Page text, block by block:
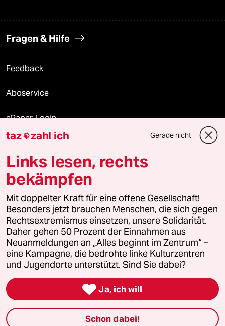
Fragen & Hilfe
Feedback
Aboservice
ePaper Login
Downloads für Abonnierende
© 2026 taz Verlags und Vertriebs GmbH
Alle Rechte vorbehalten. Bei rechtlichen Fragen oder für Genehmigungen
wenden Sie sich bitte an lizenzen@taz.de
Feedback Redaktionsstatut Kommune-Richtlinien
Leitlinie Informant Datenschutz Impressum AGB
Seitenwende Einwilligungen widerrufen (Ads)
taz zahl ich Gerade nicht
Links lesen, rechts
bekämpfen
Mit doppelter Kraft für eine offene Gesellschaft!
Besonders jetzt brauchen Menschen, die sich gegen
Rechtsextremismus einsetzen, unsere Solidarität.
Daher gehen 50 Prozent der Einnahmen aus
Neuanmeldungen an „Alles beginnt im Zentrum“ –
eine Kampagne, die bedrohte linke Kulturzentren
und Jugendorte unterstützt. Sind Sie dabei?
 Ja, ich will
Schon dabei!